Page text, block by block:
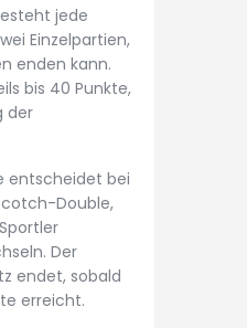
jede
Einzelpartien,
enden kann.
bis 40 Punkte,
der
entscheidet bei
Double,
Der
endet, sobald
erreicht.